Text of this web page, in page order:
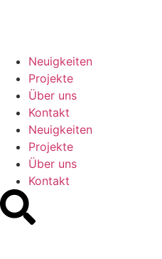
Neuigkeiten
Projekte
Über uns
Kontakt
Neuigkeiten
Projekte
Über uns
Kontakt